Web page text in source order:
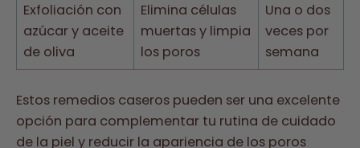
Exfoliación con
azúcar y aceite
de oliva
Elimina células
muertas y limpia
los poros
Una o dos
veces por
semana
Estos remedios caseros pueden ser una excelente
opción para complementar tu rutina de cuidado
de la piel y reducir la apariencia de los poros